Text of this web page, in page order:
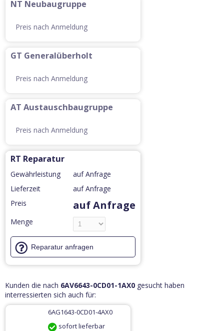
NT Neubaugruppe
Preis nach Anmeldung
GT Generalüberholt
Preis nach Anmeldung
AT Austauschbaugruppe
Preis nach Anmeldung
RT Reparatur
Gewährleistung
auf Anfrage
Lieferzeit
auf Anfrage
Preis
auf Anfrage
Menge
Reparatur anfragen
Kunden die nach 6AV6643-0CD01-1AX0 gesucht haben
interressierten sich auch für:
6AG1643-0CD01-4AX0
sofort lieferbar